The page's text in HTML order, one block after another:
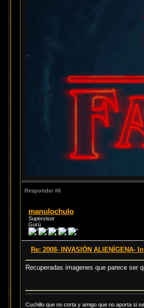
Responder #6
manulochulo
Supervisor
Gurú
Re: 2008- INVASIÓN ALIENÍGENA-
Recuperadas imagenes que parece ser
Cuchillo que no corta y amigo que no aporta si